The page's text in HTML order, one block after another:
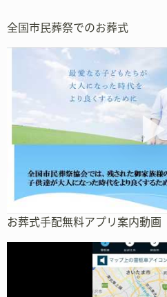
全国市民葬祭でのお葬式
お葬式手配無料アプリ案内動画